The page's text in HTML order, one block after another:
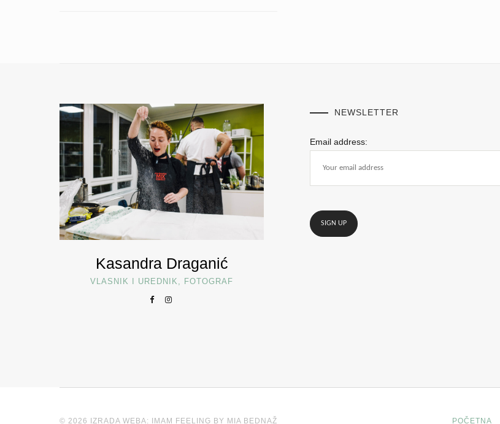
Kasandra Draganić
VLASNIK I UREDNIK, FOTOGRAF
NEWSLETTER
Email address:
© 2026 IZRADA WEBA: IMAM FEELING BY MIA BEDNAŽ POČETNA